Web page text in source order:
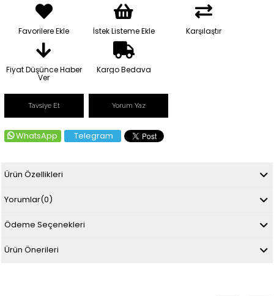
Favorilere Ekle İstek Listeme Ekle Karşılaştır
Fiyat Düşünce Haber
Ver
Kargo Bedava
Tavsiye Et Yorum Yaz
WhatsApp Telegram
Ürün Özellikleri
Yorumlar(0)
Ödeme Seçenekleri
Ürün Önerileri